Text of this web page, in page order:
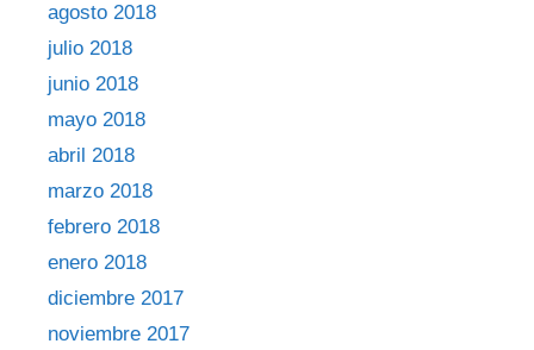
agosto 2018
julio 2018
junio 2018
mayo 2018
abril 2018
marzo 2018
febrero 2018
enero 2018
diciembre 2017
noviembre 2017